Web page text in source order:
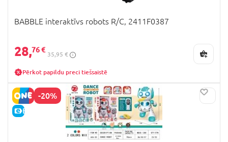
BABBLE interaktīvs robots R/C, 2411F0387
28,76 €
35,95 €
Pērkot papildu preci tiešsaistē
-20%
E-CENA